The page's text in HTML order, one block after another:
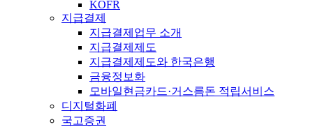
KOFR
지급결제
지급결제업무 소개
지급결제제도
지급결제제도와 한국은행
금융정보화
모바일현금카드·거스름돈 적립서비스
디지털화폐
국고증권